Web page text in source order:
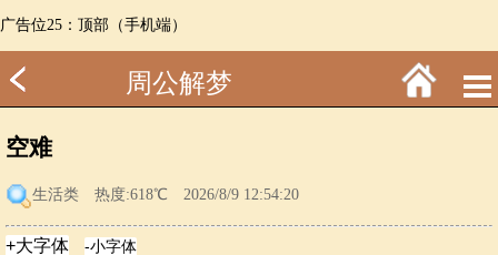
广告位25：顶部（手机端）
周公解梦
空难
生活类 热度:618℃ 2026/8/9 12:54:20